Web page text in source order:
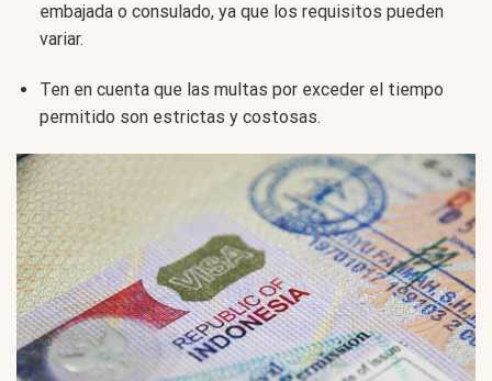
embajada o consulado, ya que los requisitos pueden
variar.
Ten en cuenta que las multas por exceder el tiempo
permitido son estrictas y costosas.